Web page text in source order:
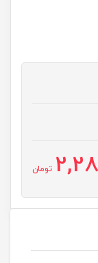
تومان